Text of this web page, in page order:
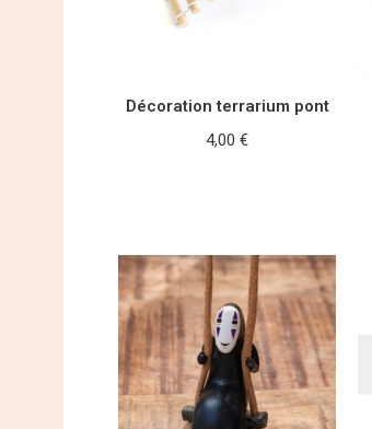
Décoration terrarium pont
4,00€